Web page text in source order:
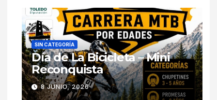
SIN CATEGORÍA
Día de La Bicicleta – Mini
Reconquista
8 JUNIO, 2026